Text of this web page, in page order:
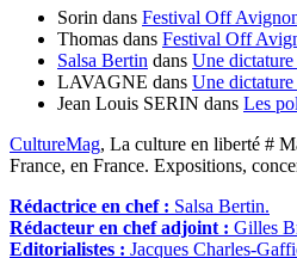
Sorin dans Festival Off
Thomas dans Festival Off
Salsa Bertin dans Une dictature
LAVAGNE dans Une dictature
Jean Louis SERIN dans Les
CultureMag, La culture en liberté #
France, en France. Expositions,
Rédactrice en chef : Salsa Bertin.
Rédacteur en chef adjoint : Gilles
Editorialistes : Jacques Charles-